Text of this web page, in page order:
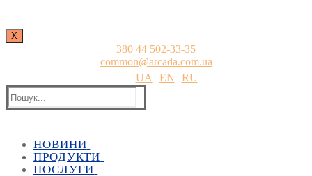
Х
380 44 502-33-35
common@arcada.com.ua
UA
EN
RU
Пошук:
НОВИНИ
Всі новини
Всі заходи
ПРОДУКТИ
Архітектура і будівництво
ПОСЛУГИ